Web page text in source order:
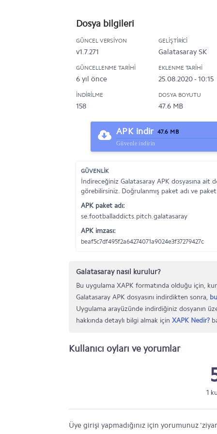
Dosya bilgileri
GÜNCEL VERSIYON
v1.7.271
GELIŞTIRICI
Galatasaray SK
GÜNCELLENME TARIHI
6 yıl önce
EKLENME TARIHI
25.08.2020 - 10:15
İNDIRILME
158
DOSYA BOYUTU
47.6 MB
APK indir 47.6 MB
Güvenle indirin
GÜVENLİK
İndireceğiniz Galatasaray APK dosyasına ait
görebilirsiniz. Doğrulanmış paket adı ve
APK paket adı:
se.footballaddicts.pitch.galatasaray
APK imzası:
beaf5c7df495f2a64274071a9024e3f37279427c
Galatasaray nasıl kurulur?
Bu uygulama XAPK formatında olduğu için,
Galatasaray APK dosyasını indirdikten sonra,
Uygulama arayüzünde indirdiğiniz dosyanın
hakkında detaylı bilgi almak için XAPK Nedir?
Kullanıcı oyları ve yorumlar
1
Üye girişi yapmadığınız için yorumunuz